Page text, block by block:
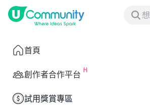
首頁
創作者合作平台
試用獎賞專區